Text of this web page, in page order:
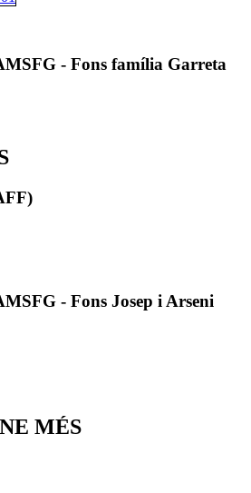
- Fons família Garreta
- Fons Josep i Arseni
MÉS